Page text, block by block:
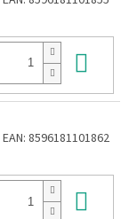
EAN: 8596181101862